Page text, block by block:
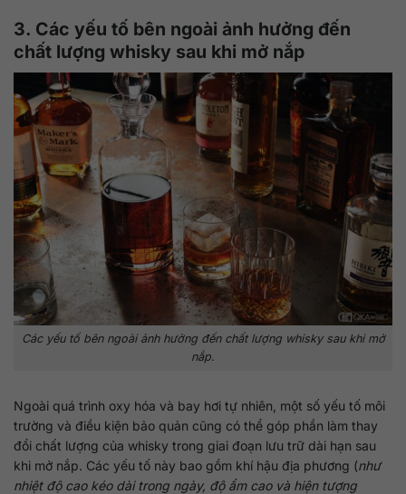
3. Các yếu tố bên ngoài ảnh hưởng đến
chất lượng whisky sau khi mở nắp
Các yếu tố bên ngoài ảnh hưởng đến chất lượng whisky sau khi mở
nắp.
Ngoài quá trình oxy hóa và bay hơi tự nhiên, một số yếu tố môi
trường và điều kiện bảo quản cũng có thể góp phần làm thay
đổi chất lượng của whisky trong giai đoạn lưu trữ dài hạn sau
khi mở nắp. Các yếu tố này bao gồm khí hậu địa phương (như
nhiệt độ cao kéo dài trong ngày, độ ẩm cao và hiện tượng